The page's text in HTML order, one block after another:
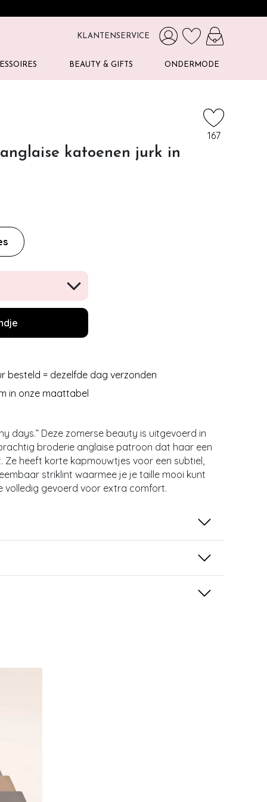
KLANTENSERVICE
BEAUTY & GIFTS ONDERMODE
katoenen jurk in
167
besteld = dezelfde dag verzonden
in onze maattabel
days.” Deze zomerse beauty is uitgevoerd in
broderie anglaise patroon dat haar een
heeft korte kapmouwtjes voor een subtiel,
striklint waarmee je je taille mooi kunt
volledig gevoerd voor extra comfort.